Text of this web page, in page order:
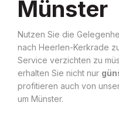
Münster
Nutzen Sie die
nach Heerlen-Kerkrade
Service verzichten zu
erhalten Sie nicht nur
profitieren auch von
um Münster.